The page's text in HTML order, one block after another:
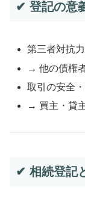
✔ 登記の意
第三者対抗
→ 他の債権
取引の安全
→ 買主・貸
✔ 相続登記